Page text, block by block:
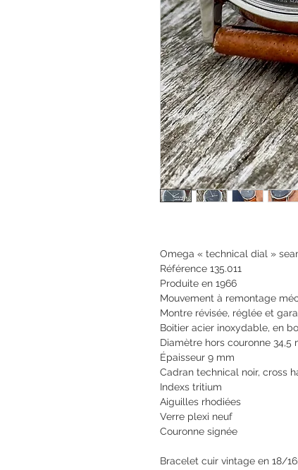
Omega « technical dial »
Référence 135.011
Produite en 1966
Mouvement à remontage
Montre révisée, réglée et
Boitier acier inoxydable, en
Diamètre hors couronne 34,5
Épaisseur 9 mm
Cadran technical noir, cross
Indexs tritium
Aiguilles rhodiées
Verre plexi neuf
Couronne signée
Bracelet cuir vintage en 18/